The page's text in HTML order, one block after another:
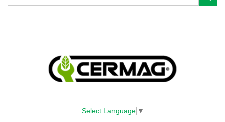
Select Language ▼